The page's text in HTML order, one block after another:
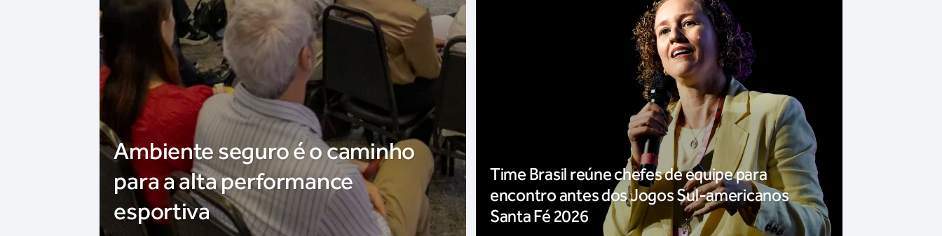
Ambiente seguro é o caminho
para a alta performance
esportiva
Time Brasil reúne chefes de equipe para
encontro antes dos Jogos Sul-americanos
Santa Fé 2026